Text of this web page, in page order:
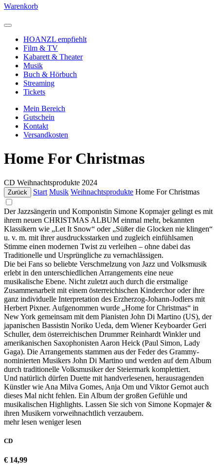
Warenkorb
HOANZL empfiehlt
Film & TV
Kabarett & Theater
Musik
Buch & Hörbuch
Streaming
Tickets
Mein Bereich
Gutschein
Kontakt
Versandkosten
Home For Christmas
CD Weihnachtsprodukte 2024
Zurück Start Musik Weihnachtsprodukte Home For Christmas
Der Jazzsängerin und Komponistin Simone Kopmajer gelingt es mit
ihrem neuen CHRISTMAS ALBUM einmal mehr, bekannten
Klassikern wie „Let It Snow“ oder „Süßer die Glocken nie klingen“
u. v. m. mit ihrer ausdrucksstarken und zugleich einfühlsamen
Stimme einen modernen Twist zu verleihen – ohne dabei das
Traditionelle und Ursprüngliche zu vernachlässigen.
Die bei Fans so beliebte Verschmelzung von Jazz und Volksmusik
erlebt in den unterschiedlichen Arrangements eine neue
musikalische Ebene. Nicht zuletzt auch durch die erstmalige
Zusammenarbeit mit einem österreichischen Kinderchor oder ihre
ganz individuelle Interpretation des Erzherzog-Johann-Jodlers mit
Herbert Pixner. Aufgenommen wurde „Home for Christmas“ in
New York gemeinsam mit dem Pianisten John Di Martino (US), der
japanischen Bassistin Noriko Ueda, dem Wiener Keyboarder Geri
Schuller, dem österreichischen Drummer Reinhardt Winkler und
amerikanischen Saxophonisten Aaron Heick (Paul Simon, Lady
Gaga). Die Arrangements stammen aus der Feder des Grammy-
nominierten Musikers John Di Martino und werden auf dem Album
durch traditionelle Volksmusiker der Steiermark komplettiert.
Und natürlich dürfen Duette mit handverlesenen, herausragenden
Künstler wie Ana Milva Gomes, Anja Om und Viktor Gernot auch
dieses Mal nicht fehlen. Ein Album der großen Gefühle und
musikalischen Highlights. Lassen Sie sich von Simone Kopmajer &
ihren Musikern vorweihnachtlich verzaubern.
mehr lesen weniger lesen
CD
€ 14,99